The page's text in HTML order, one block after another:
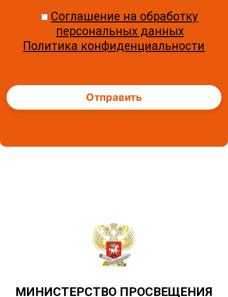
Соглашение на обработку
персональных данных
Политика конфиденциальности
МИНИСТЕРСТВО ПРОСВЕЩЕНИЯ